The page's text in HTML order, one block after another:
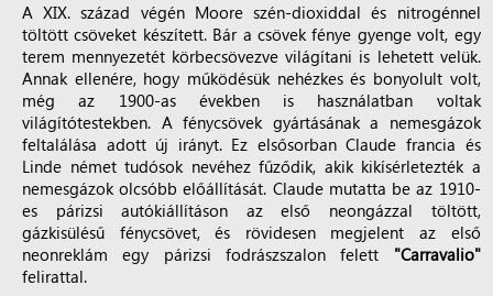
A XIX. század végén Moore szén-dioxiddal és nitrogénnel
töltött csöveket készített. Bár a csövek fénye gyenge volt, egy
terem mennyezetét körbecsövezve világítani is lehetett velük.
Annak ellenére, hogy működésük nehézkes és bonyolult volt,
még az 1900-as években is használatban voltak
világítótestekben. A fénycsövek gyártásának a nemesgázok
feltalálása adott új irányt. Ez elsősorban Claude francia és
Linde német tudósok nevéhez fűződik, akik kikísérletezték a
nemesgázok olcsóbb előállítását. Claude mutatta be az 1910-
es párizsi autókiállításon az első neongázzal töltött,
gázkisülésű fénycsövet, és rövidesen megjelent az első
neonreklám egy párizsi fodrászszalon felett "Carravalio"
felirattal.